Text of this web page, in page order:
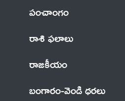
పంచాంగం
రాశి ఫలాలు
రాజకీయం
బంగారం-వెండి ధరలు